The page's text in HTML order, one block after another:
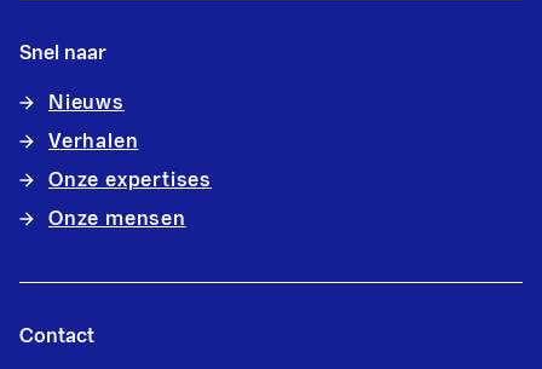
Snel naar
Nieuws
Verhalen
Onze expertises
Onze mensen
Contact